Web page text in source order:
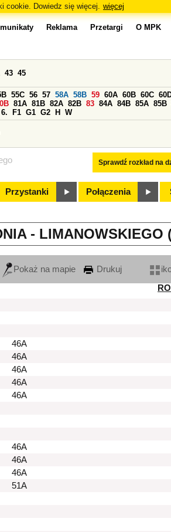
cookie. Dowiedz się więcej. więcej
Reklama Przetargi O MPK
Sprawdź rozkład na
43 45
55C 56 57 58A 58B 59 60A 60B 60C
81A 81B 82A 82B 83 84A 84B 85A 85B
6. F1 G1 G2 H W
Przystanki Połączenia
- LIMANOWSKIEGO
Pokaż na mapie Drukuj
46A
46A
46A
46A
46A
46A
46A
46A
51A